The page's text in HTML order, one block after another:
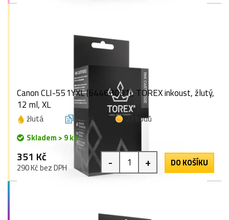
Canon CLI-551YXL (6446B001), TOREX inkoust, žlutý,
12 ml, XL
žlutá 12 ml
23 bodů
Skladem > 9 ks
351 Kč
290 Kč bez DPH - + DO KOŠÍKU